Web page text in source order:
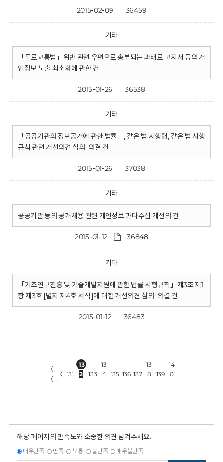
2015-02-09 36459
기타
「도로교통법」위반 관련 우편으로 송부되는 과태료 고지서 등의 개
인정보 노출 최소화에 관한 건
2015-01-26 36538
기타
「공공기관의 정보공개에 관한 법률」, 같은 법 시행령, 같은 법 시행
규칙 관련 개선의견 심의·의결 건
2015-01-26 37038
기타
공공기관 등의 공개채용 관련 개인정보 과다수집 개선의 건
2015-01-12 36848
기타
「기초연구진흥 및 기술개발지원에 관한 법률 시행규칙」제3조 제1
항 제3호 [별지 제4호 서식]에 대한 개선의견 심의·의결 건
2015-01-12 36483
〈
〈
〈 131
13
2
133
13
4
135 136 137
13
8
139
14
0
해당 페이지의 만족도와 소중한 의견 남겨주세요.
매우만족 만족 보통 불만족 매우불만족